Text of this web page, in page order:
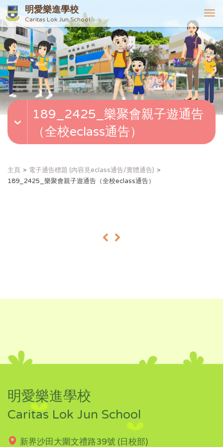
明愛樂進學校
Caritas Lok Jun School
T
o
g
g
l
e
n
v
189_2425_樂聚會親子遊通告
（全校eclass通告）
主頁
電子通告標題 (內容見eclass通告/實體通告)
189_2425_樂聚會親子遊通告（全校eclass通告）
« »
明愛樂進學校
Caritas Lok Jun School
新界沙田大圍文禮路39號 (日校部)